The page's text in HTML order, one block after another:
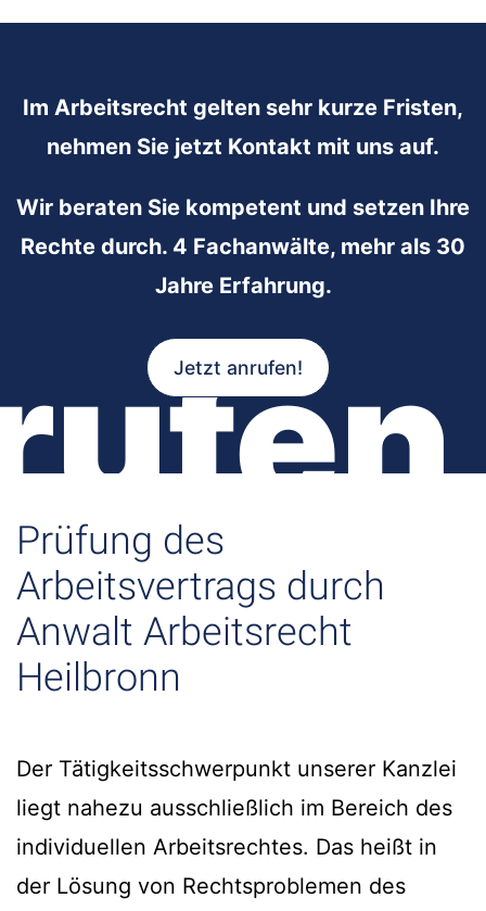
Im Arbeitsrecht gelten sehr kurze Fristen,
nehmen Sie jetzt Kontakt mit uns auf.
Wir beraten Sie kompetent und setzen Ihre
Rechte durch. 4 Fachanwälte, mehr als 30
Jahre Erfahrung.
Jetzt anrufen!
Prüfung des
Arbeitsvertrags durch
Anwalt Arbeitsrecht
Heilbronn
Der Tätigkeitsschwerpunkt unserer Kanzlei
liegt nahezu ausschließlich im Bereich des
individuellen Arbeitsrechtes. Das heißt in
der Lösung von Rechtsproblemen des